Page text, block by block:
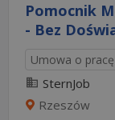
Pomocnik
- Bez
Umowa o pracę
SternJob
Rzeszów